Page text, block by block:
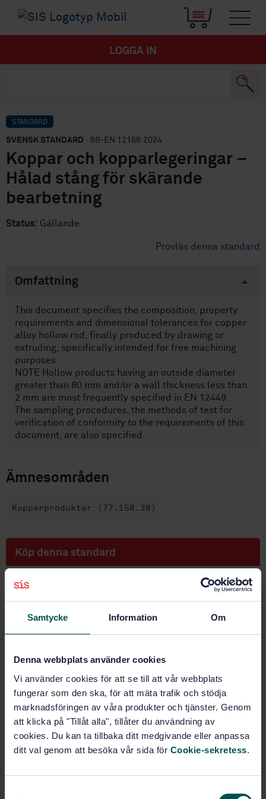
Samtycke Information Om
Denna webbplats använder cookies
Vi använder cookies för att se till att vår webbplats
fungerar som den ska, för att mäta trafik och stödja
marknadsföringen av våra produkter och tjänster. Genom
att klicka på "Tillåt alla", tillåter du användning av
cookies. Du kan ta tillbaka ditt medgivande eller anpassa
ditt val genom att besöka vår sida för Cookie-sekretess.
LOGGA IN
STANDARD
SVENSK STANDARD · SS-EN 12168:2024
Koppar och kopparlegeringar –
Hålad stång för skärande
bearbetning
Status: Gällande
Provläs denna standard
Omfattning
This document specifies the composition, property
requirements and dimensional tolerances for copper
alloy hollow rod, finally produced by drawing or
extruding, specifically intended for free machining
purposes.
NOTE Hollow products having an outside diameter
greater than 80 mm and/or a wall thickness less than
2 mm are most frequently specified in EN 12449.
The sampling procedures, the methods of test for
verification of conformity to the requirements of this
document, are also specified.
Ämnesområden
Kopparprodukter (77.150.30)
Köp denna standard
STANDARD
SVENSK STANDARD· SS-EN 12168:2024
Koppar och kopparlegeringar – Hålad stång för
Prenumerera på standarden - Läs mer
Pris:1 250 SEK
PDF
Lägg i varukorgen
Fler alternativ